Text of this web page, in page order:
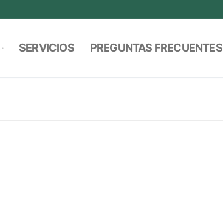
SERVICIOS PREGUNTAS FRECUENTES